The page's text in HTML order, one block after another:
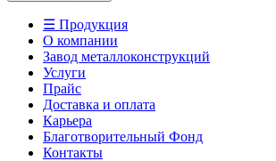
☰ Продукция
О компании
Завод металлоконструкций
Услуги
Прайс
Доставка и оплата
Карьера
Благотворительный Фонд
Контакты